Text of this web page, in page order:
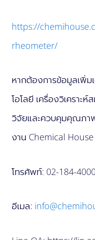
https://
rheometer/
หากต้องการข้อมูลเพิ่ม
โอโลยี เครื่องวิเคราะ
วิจัยและควบคุมคุณภา
งาน Chemical
โทรศัพท์: 02-184-
อีเมล: